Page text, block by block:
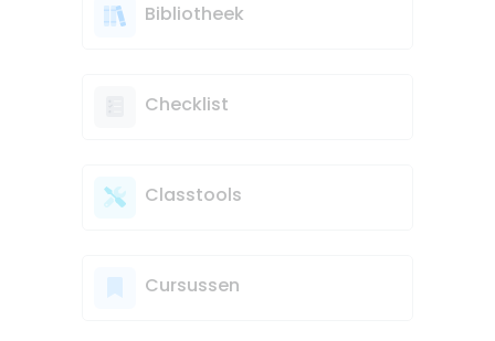
Bibliotheek
Checklist
Classtools
Cursussen